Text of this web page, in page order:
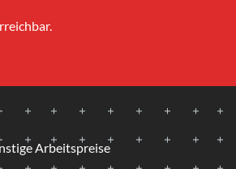
Arbeitspreise